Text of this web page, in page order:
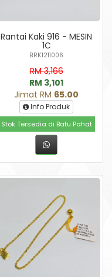
Rantai Kaki 916 - MESIN
1C
BRK1211006
RM 3,166
RM 3,101
Jimat RM 65.00
Info Produk
Stok Tersedia di Batu Pahat